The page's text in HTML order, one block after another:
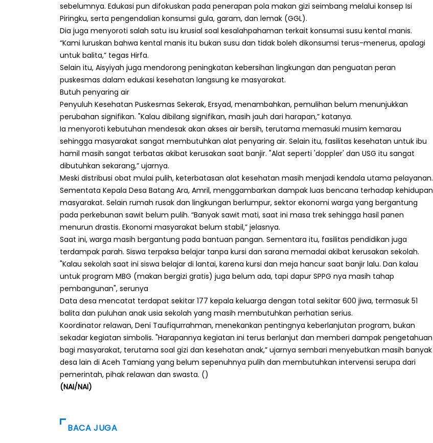
sebelumnya. Edukasi pun difokuskan pada penerapan pola makan gizi seimbang melalui konsep Isi
Piringku, serta pengendalian konsumsi gula, garam, dan lemak (GGL).
Dia juga menyoroti salah satu isu krusial soal kesalahpahaman terkait konsumsi susu kental manis.
“Kami luruskan bahwa kental manis itu bukan susu dan tidak boleh dikonsumsi terus-menerus, apalagi
untuk balita,” tegas Hirfa.
Selain itu, Aisyiyah juga mendorong peningkatan kebersihan lingkungan dan penguatan peran
puskesmas dalam edukasi kesehatan langsung ke masyarakat.
Butuh penyaring air
Penyuluh Kesehatan Puskesmas Sekerak, Ersyad, menambahkan, pemulihan belum menunjukkan
perubahan signifikan. "Kalau dibilang signifikan, masih jauh dari harapan,” katanya.
Ia menyoroti kebutuhan mendesak akan akses air bersih, terutama memasuki musim kemarau
sehingga masyarakat sangat membutuhkan alat penyaring air. Selain itu, fasilitas kesehatan untuk ibu
hamil masih sangat terbatas akibat kerusakan saat banjir. "Alat seperti 'doppler' dan USG itu sangat
dibutuhkan sekarang,” ujarnya.
Meski distribusi obat mulai pulih, keterbatasan alat kesehatan masih menjadi kendala utama pelayanan.
Sementata Kepala Desa Batang Ara, Amril, menggambarkan dampak luas bencana terhadap kehidupan
masyarakat. Selain rumah rusak dan lingkungan berlumpur, sektor ekonomi warga yang bergantung
pada perkebunan sawit belum pulih. “Banyak sawit mati, saat ini masa trek sehingga hasil panen
menurun drastis. Ekonomi masyarakat belum stabil,” jelasnya.
Saat ini, warga masih bergantung pada bantuan pangan. Sementara itu, fasilitas pendidikan juga
terdampak parah. Siswa terpaksa belajar tanpa kursi dan sarana memadai akibat kerusakan sekolah.
"Kalau sekolah saat ini siswa belajar di lantai, karena kursi dan meja hancur saat banjir lalu. Dan kalau
untuk program MBG (makan bergizi gratis) juga belum ada, tapi dapur SPPG nya masih tahap
pembangunan", serunya
Data desa mencatat terdapat sekitar 177 kepala keluarga dengan total sekitar 600 jiwa, termasuk 51
balita dan puluhan anak usia sekolah yang masih membutuhkan perhatian serius.
Koordinator relawan, Deni Taufiqurrahman, menekankan pentingnya keberlanjutan program, bukan
sekadar kegiatan simbolis. "Harapannya kegiatan ini terus berlanjut dan memberi dampak pengetahuan
bagi masyarakat, terutama soal gizi dan kesehatan anak,” ujarnya sembari menyebutkan masih banyak
desa lain di Aceh Tamiang yang belum sepenuhnya pulih dan membutuhkan intervensi serupa dari
pemerintah, pihak relawan dan swasta. ()
(NAI/NAI)
BACA JUGA